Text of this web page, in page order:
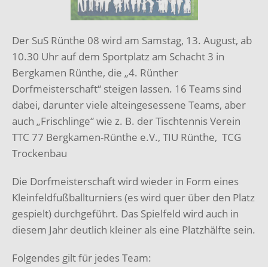
Der SuS Rünthe 08 wird am Samstag, 13. August, ab
10.30 Uhr auf dem Sportplatz am Schacht 3 in
Bergkamen Rünthe, die „4. Rünther
Dorfmeisterschaft“ steigen lassen. 16 Teams sind
dabei, darunter viele alteingesessene Teams, aber
auch „Frischlinge“ wie z. B. der Tischtennis Verein
TTC 77 Bergkamen-Rünthe e.V., TIU Rünthe, TCG
Trockenbau
Die Dorfmeisterschaft wird wieder in Form eines
Kleinfeldfußballturniers (es wird quer über den Platz
gespielt) durchgeführt. Das Spielfeld wird auch in
diesem Jahr deutlich kleiner als eine Platzhälfte sein.
Folgendes gilt für jedes Team: